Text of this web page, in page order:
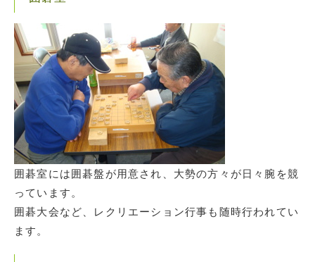
囲碁室には囲碁盤が用意され、大勢の方々が日々腕を競
っています。
囲碁大会など、レクリエーション行事も随時行われてい
ます。